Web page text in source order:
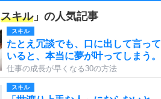
スキル」の人気記事
スキル
たとえ冗談でも、口に出して言って
いると、本当に夢が叶ってしまう。
仕事の成長が早くなる30の方法
スキル